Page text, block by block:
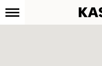
Kastelli